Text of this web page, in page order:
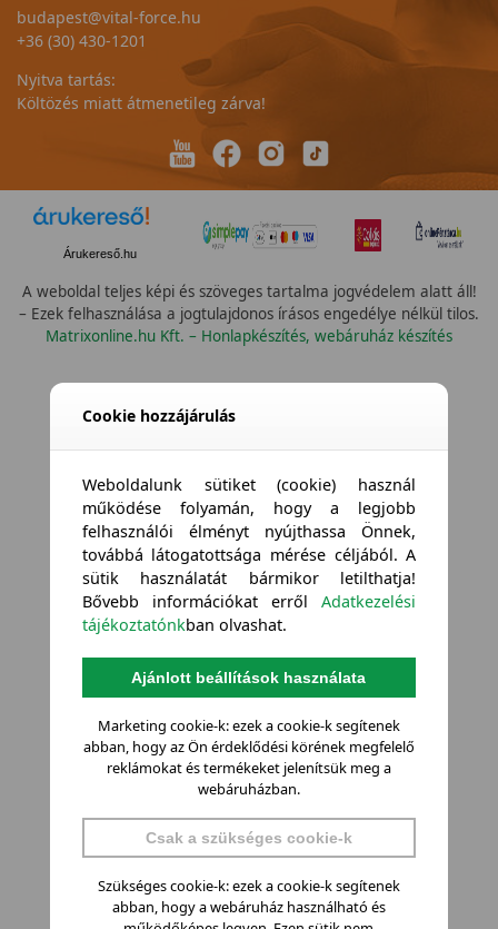
budapest@vital-force.hu
+36 (30) 430-1201
Nyitva tartás:
Költözés miatt átmenetileg zárva!
Árukereső.hu
A weboldal teljes képi és szöveges tartalma jogvédelem alatt áll!
– Ezek felhasználása a jogtulajdonos írásos engedélye nélkül tilos.
Matrixonline.hu Kft. – Honlapkészítés, webáruház készítés
Cookie hozzájárulás
Weboldalunk sütiket (cookie) használ
működése folyamán, hogy a legjobb
felhasználói élményt nyújthassa Önnek,
továbbá látogatottsága mérése céljából. A
sütik használatát bármikor letilthatja!
Bővebb információkat errőlAdatkezelési
tájékoztatónkban olvashat.
Ajánlott beállítások használata
Marketing cookie-k: ezek a cookie-k segítenek
abban, hogy az Ön érdeklődési körének megfelelő
reklámokat és termékeket jelenítsük meg a
webáruházban.
Csak a szükséges cookie-k
Szükséges cookie-k: ezek a cookie-k segítenek
abban, hogy a webáruház használható és